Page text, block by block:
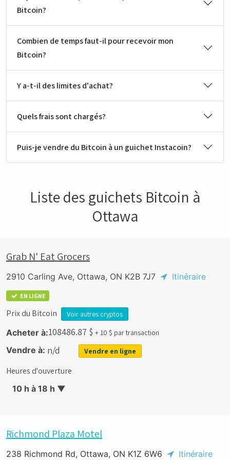
Bitcoin?
Combien de temps faut-il pour recevoir mon
Bitcoin?
Y a-t-il des limites d'achat?
Quels frais sont chargés?
Puis-je vendre du Bitcoin à un guichet Instacoin?
Liste des guichets Bitcoin à
Ottawa
Grab N' Eat Grocers
2910 Carling Ave, Ottawa, ON K2B 7J7 Itinéraire
EN LIGNE
Prix du Bitcoin Voir autres cryptos
Acheter à:108486.87 $ + 10 $ par transaction
Vendre à: n/d Vendre en ligne
Heures d'ouverture
10 h à 18 h ▼
Richmond Plaza Motel
238 Richmond Rd, Ottawa, ON K1Z 6W6 Itinéraire